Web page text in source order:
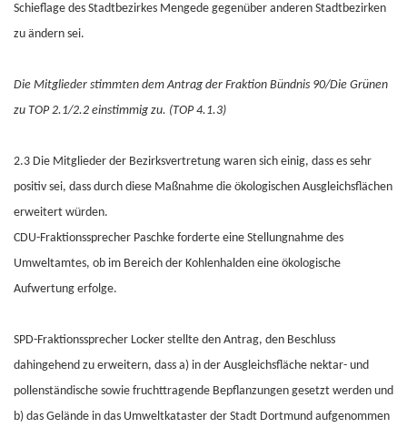
Schieflage des Stadtbezirkes Mengede gegenüber anderen Stadtbezirken
zu ändern sei.
Die Mitglieder stimmten dem Antrag der Fraktion Bündnis 90/Die Grünen
zu TOP 2.1/2.2 einstimmig zu. (TOP 4.1.3)
2.3 Die Mitglieder der Bezirksvertretung waren sich einig, dass es sehr
positiv sei, dass durch diese Maßnahme die ökologischen Ausgleichsflächen
erweitert würden.
CDU-Fraktionssprecher Paschke forderte eine Stellungnahme des
Umweltamtes, ob im Bereich der Kohlenhalden eine ökologische
Aufwertung erfolge.
SPD-Fraktionssprecher Locker stellte den Antrag, den Beschluss
dahingehend zu erweitern, dass a) in der Ausgleichsfläche nektar- und
pollenständische sowie fruchttragende Bepflanzungen gesetzt werden und
b) das Gelände in das Umweltkataster der Stadt Dortmund aufgenommen